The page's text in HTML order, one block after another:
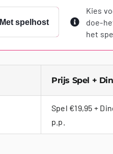
Met spelhost
Kies
doe-
het
Prijs Spel +
Spel €19,95 +
p.p.